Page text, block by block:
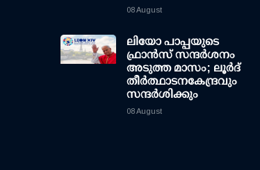
08 August
ലിയോ പാപ്പയുടെ
ഫ്രാൻസ് സന്ദർശനം
അടുത്ത മാസം; ലൂർദ്
തീർത്ഥാടനകേന്ദ്രവും
സന്ദർശിക്കും
08 August